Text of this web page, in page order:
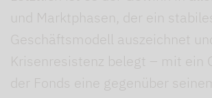
und Marktphasen, der ein
Geschäftsmodell auszeichnet
Krisenresistenz belegt – mit ein
der Fonds eine gegenüber